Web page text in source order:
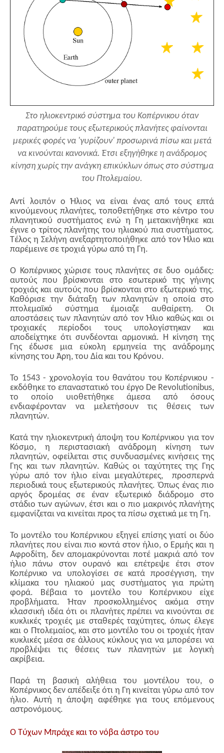
Στο ηλιοκεντρικό σύστημα του Κοπέρνικου όταν
παρατηρούμε τους εξωτερικούς πλανήτες φαίνονται
μερικές φορές να 'γυρίζουν' προσωρινά πίσω και μετά
να κινούνται κανονικά. Έτσι εξηγήθηκε η ανάδρομος
κίνηση χωρίς την ανάγκη επικύκλων όπως στο σύστημα
του Πτολεμαίου.
Αντί λοιπόν ο Ήλιος να είναι ένας από τους επτά
κινούμενους πλανήτες, τοποθετήθηκε στο κέντρο του
πλανητικού συστήματος ενώ η Γη μετακινήθηκε και
έγινε ο τρίτος πλανήτης του ηλιακού πια συστήματος.
Τέλος η Σελήνη ανεξαρτητοποιήθηκε από τον Ήλιο και
παρέμεινε σε τροχιά γύρω από τη Γη.
Ο Κοπέρνικος χώρισε τους πλανήτες σε δυο ομάδες:
αυτούς που βρίσκονται στο εσωτερικό της γήινης
τροχιάς και αυτούς που βρίσκονται στο εξωτερικό της.
Καθόρισε την διάταξη των πλανητών η οποία στο
πτολεμαϊκό σύστημα έμοιαζε αυθαίρετη. Οι
αποστάσεις των πλανητών από τον Ήλιο καθώς και οι
τροχιακές περίοδοι τους υπολογίστηκαν και
αποδείχτηκε ότι συνδέονται αρμονικά. Η κίνηση της
Γης έδωσε μια εύκολη ερμηνεία της ανάδρομης
κίνησης του Άρη, του Δία και του Κρόνου.
Το 1543 - χρονολογία του θανάτου του Κοπέρνικου -
εκδόθηκε το επαναστατικό του έργο De Revolutionibus,
το οποίο υιοθετήθηκε άμεσα από όσους
ενδιαφέρονταν να μελετήσουν τις θέσεις των
πλανητών.
Κατά την ηλιοκεντρική άποψη του Κοπέρνικου για τον
Κόσμο, η περιστασιακή ανάδρομη κίνηση των
πλανητών, οφείλεται στις συνδυασμένες κινήσεις της
Γης και των πλανητών. Καθώς οι ταχύτητες της Γης
γύρω από τον ήλιο είναι μεγαλύτερες, προσπερνά
περιοδικά τους εξωτερικούς πλανήτες. Όπως ένας πιο
αργός δρομέας σε έναν εξωτερικό διάδρομο στο
στάδιο των αγώνων, έτσι και ο πιο μακρινός πλανήτης
εμφανίζεται να κινείται προς τα πίσω σχετικά με τη Γη.
Το μοντέλο του Κοπέρνικου εξηγεί επίσης γιατί οι δύο
πλανήτες που είναι πιο κοντά στον ήλιο, ο Ερμής και η
Αφροδίτη, δεν απομακρύνονται ποτέ μακριά από τον
ήλιο πάνω στον ουρανό και επέτρεψε έτσι στον
Κοπέρνικο να υπολογίσει σε κατά προσέγγιση, την
κλίμακα του ηλιακού μας συστήματος για πρώτη
φορά. Βέβαια το μοντέλο του Κοπέρνικου είχε
προβλήματα. Ήταν προσκολλημένος ακόμα στην
κλασσική ιδέα ότι οι πλανήτες πρέπει να κινούνται σε
κυκλικές τροχιές με σταθερές ταχύτητες, όπως έλεγε
και ο Πτολεμαίος, και στο μοντέλο του οι τροχιές ήταν
κυκλικές μέσα σε άλλους κύκλους για να μπορέσει να
προβλέψει τις θέσεις των πλανητών με λογική
ακρίβεια.
Παρά τη βασική αλήθεια του μοντέλου του, ο
Κοπέρνικος δεν απέδειξε ότι η Γη κινείται γύρω από τον
ήλιο. Αυτή η άποψη αφέθηκε για τους επόμενους
αστρονόμους.
Ο Τύχων Μπράχε και το νόβα άστρο του